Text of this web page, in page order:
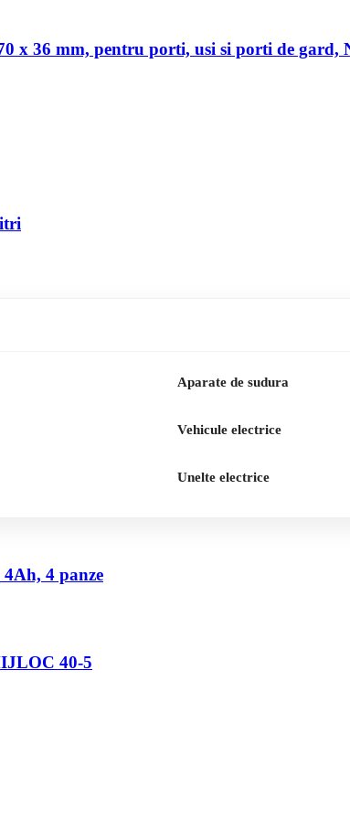
x 36 mm, pentru porti, usi si porti de gard,
Aparate de sudura
Vehicule electrice
Unelte electrice
4 panze
40-5